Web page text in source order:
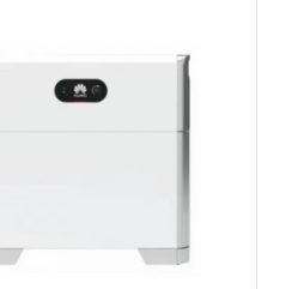
misura, per soddisfare ogni
e un processo
all'avanguardia. Ordina il tuo